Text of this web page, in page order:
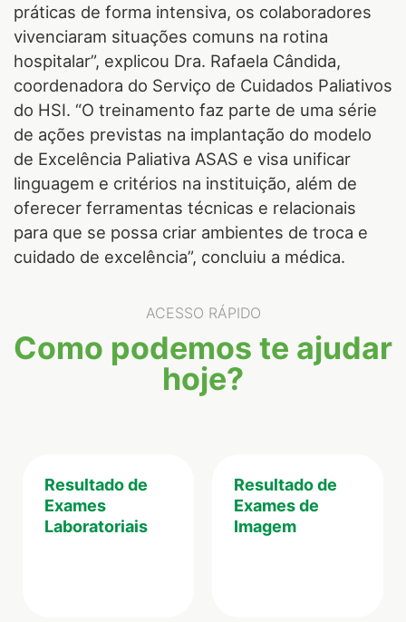
práticas de forma intensiva, os colaboradores
vivenciaram situações comuns na rotina
hospitalar”, explicou Dra. Rafaela Cândida,
coordenadora do Serviço de Cuidados Paliativos
do HSI. “O treinamento faz parte de uma série
de ações previstas na implantação do modelo
de Excelência Paliativa ASAS e visa unificar
linguagem e critérios na instituição, além de
oferecer ferramentas técnicas e relacionais
para que se possa criar ambientes de troca e
cuidado de excelência”, concluiu a médica.
ACESSO RÁPIDO
Como podemos te ajudar
hoje?
Resultado de
Exames
Laboratoriais
Resultado de
Exames de
Imagem